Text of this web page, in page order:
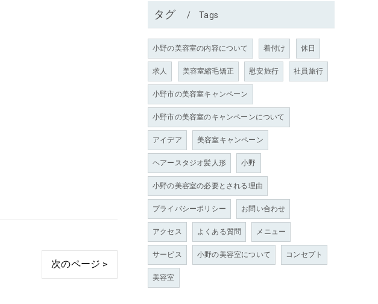
次のページ >
タグ Tags
小野の美容室の内容について 着付け 休日
求人 美容室縮毛矯正 慰安旅行 社員旅行
小野市の美容室キャンペーン
小野市の美容室のキャンペーンについて
アイデア 美容室キャンペーン
ヘアースタジオ髪人形 小野
小野の美容室の必要とされる理由
プライバシーポリシー お問い合わせ
アクセス よくある質問 メニュー
サービス 小野の美容室について コンセプト
美容室